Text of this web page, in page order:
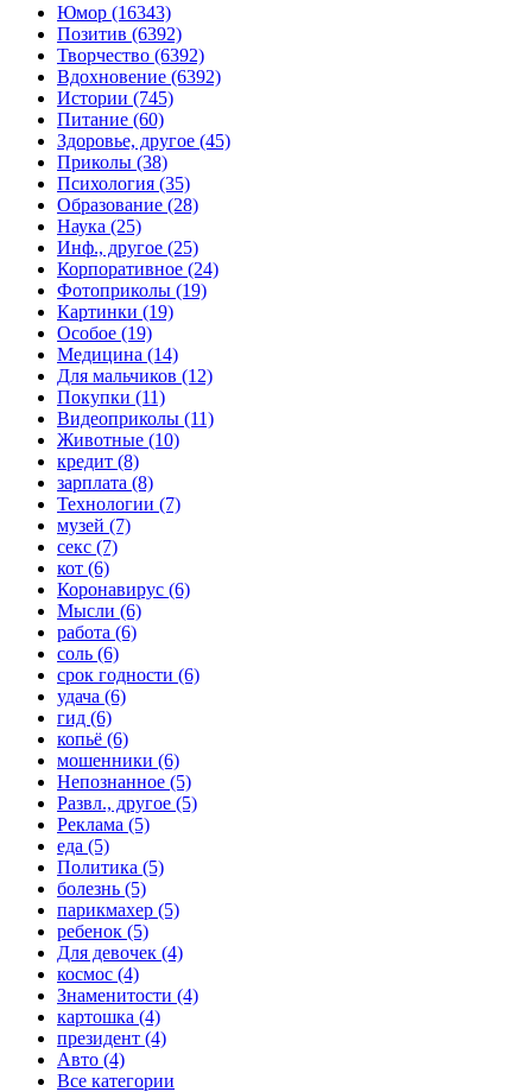
Юмор (16343)
Позитив (6392)
Творчество (6392)
Вдохновение (6392)
Истории (745)
Питание (60)
Здоровье, другое (45)
Приколы (38)
Психология (35)
Образование (28)
Наука (25)
Инф., другое (25)
Корпоративное (24)
Фотоприколы (19)
Картинки (19)
Особое (19)
Медицина (14)
Для мальчиков (12)
Покупки (11)
Видеоприколы (11)
Животные (10)
кредит (8)
зарплата (8)
Технологии (7)
музей (7)
секс (7)
кот (6)
Коронавирус (6)
Мысли (6)
работа (6)
соль (6)
срок годности (6)
удача (6)
гид (6)
копьё (6)
мошенники (6)
Непознанное (5)
Развл., другое (5)
Реклама (5)
еда (5)
Политика (5)
болезнь (5)
парикмахер (5)
ребенок (5)
Для девочек (4)
космос (4)
Знаменитости (4)
картошка (4)
президент (4)
Авто (4)
Все категории